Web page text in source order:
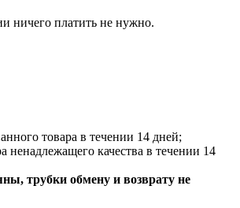
ничего платить не нужно.
товара в течении 14 дней;
ненадлежащего качества в течении 14
трубки обмену и возврату не